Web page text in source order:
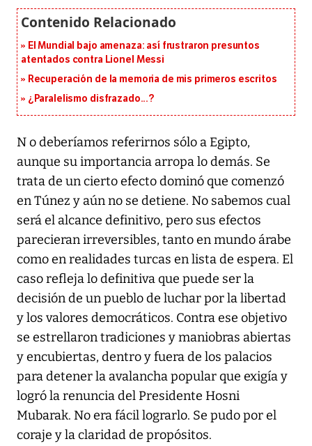
El Mundial bajo amenaza: así frustraron presuntos
atentados contra Lionel Messi
Recuperación de la memoria de mis primeros escritos
¿Paralelismo disfrazado...?
N o deberíamos referirnos sólo a Egipto,
aunque su importancia arropa lo demás. Se
trata de un cierto efecto dominó que comenzó
en Túnez y aún no se detiene. No sabemos cual
será el alcance definitivo, pero sus efectos
parecieran irreversibles, tanto en mundo árabe
como en realidades turcas en lista de espera. El
caso refleja lo definitiva que puede ser la
decisión de un pueblo de luchar por la libertad
y los valores democráticos. Contra ese objetivo
se estrellaron tradiciones y maniobras abiertas
y encubiertas, dentro y fuera de los palacios
para detener la avalancha popular que exigía y
logró la renuncia del Presidente Hosni
Mubarak. No era fácil lograrlo. Se pudo por el
coraje y la claridad de propósitos.